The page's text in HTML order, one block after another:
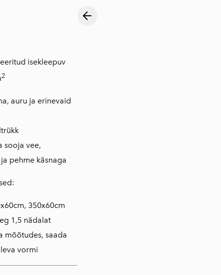
isekleepuv
2
auru ja erinevaid
sooja vee,
pehme käsnaga
350x60cm
1,5 nädalat
mõõtudes, saada
vormi